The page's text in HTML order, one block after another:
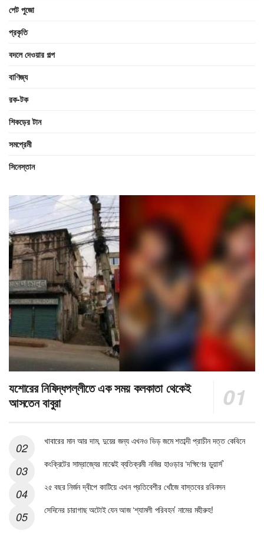
পেট পুজো
প্রকৃতি
বদলে দেওয়ার গল্প
বাণিজ্য
রক-টক
শিকড়ের টান
সমপ্রেমী
সিনেস্তান
যশোরের নিষিদ্ধপল্লীতে এক সময় কলকাতা থেকেই
আসতেন বাবুরা
খাবারের মান আর দাম, দুয়ের জন্য এখনও ভিড় জমে শতাব্দী প্রাচীন দত্ত কেবিনে
কংক্রিটের সাম্রাজ্যের মাঝেই ব্যতিক্রমী নজির হাওড়ার ‘দক্ষিণের ডুয়ার্স’
২৫ বছর নির্জন দ্বীপে কাটিয়ে এখন প্রতিবেশীর খোঁজে বাস্তবের রবিনসন
সেদিনের চারাগাছ অটোই যেন আজ ‘শ্যামলী পরিবহন’ নামের মহীরুহ!